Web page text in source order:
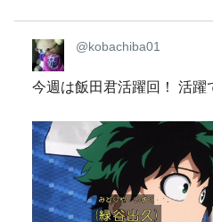
@kobachiba01
今週は飯田君活躍回！ 活躍